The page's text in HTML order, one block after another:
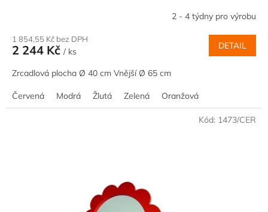
2 - 4 týdny pro výrobu
1 854,55 Kč bez DPH
2 244 Kč / ks
DETAIL
Zrcadlová plocha Ø 40 cm Vnější Ø 65 cm
Červená Modrá Žlutá Zelená Oranžová
Kód: 1473/CER